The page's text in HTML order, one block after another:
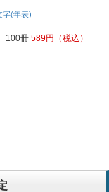
字(年表)
100冊 589円 （税込）